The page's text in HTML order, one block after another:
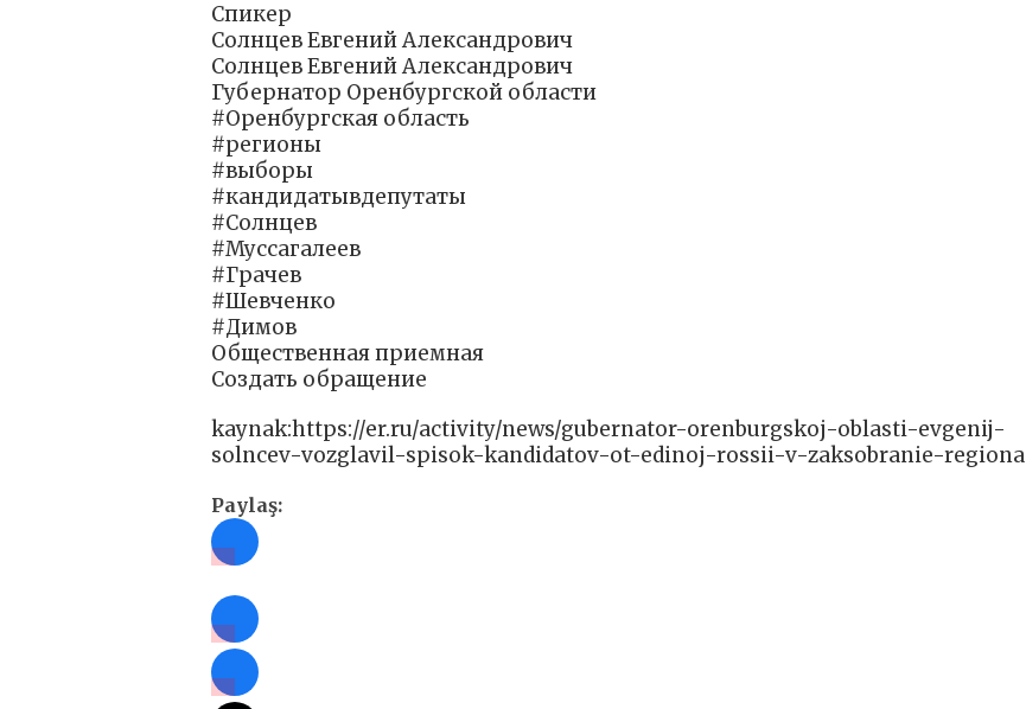
Спикер
Солнцев Евгений Александрович
Солнцев Евгений Александрович
Губернатор Оренбургской области
#Оренбургская область
#регионы
#выборы
#кандидатывдепутаты
#Солнцев
#Муссагалеев
#Грачев
#Шевченко
#Димов
Общественная приемная
Создать обращение
kaynak:https://er.ru/activity/news/gubernator-orenburgskoj-oblasti-evgenij-
solncev-vozglavil-spisok-kandidatov-ot-edinoj-rossii-v-zaksobranie-regiona
Paylaş: